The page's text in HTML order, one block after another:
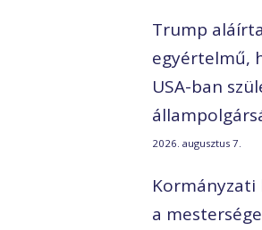
Trump
egyértelmű,
USA-ban
2026. augusztus 7.
a